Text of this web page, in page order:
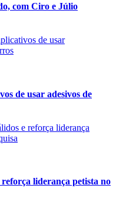
com Ciro e Júlio
de usar adesivos de
liderança petista no